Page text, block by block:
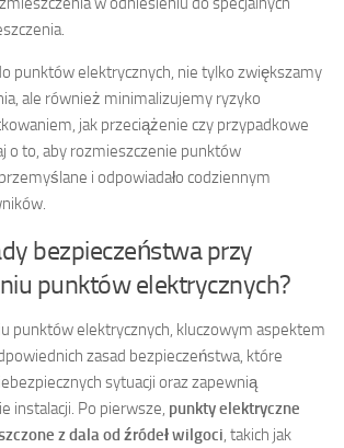
punktów elektrycznych, nie tylko zwiększamy
ale również minimalizujemy ryzyko
jak przeciążenie czy przypadkowe
o to, aby rozmieszczenie punktów
i odpowiadało codziennym
bezpieczeństwa przy
punktów elektrycznych?
punktów elektrycznych, kluczowym aspektem
zasad bezpieczeństwa, które
sytuacji oraz zapewnią
instalacji. Po pierwsze, punkty elektryczne
z dala od źródeł wilgoci, takich jak